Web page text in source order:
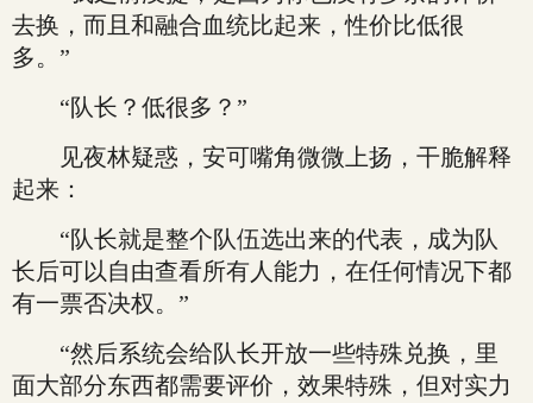
去换，而且和融合血统比起来，性价比低很
多。”
“队长？低很多？”
见夜林疑惑，安可嘴角微微上扬，干脆解释
起来：
“队长就是整个队伍选出来的代表，成为队
长后可以自由查看所有人能力，在任何情况下都
有一票否决权。”
“然后系统会给队长开放一些特殊兑换，里
面大部分东西都需要评价，效果特殊，但对实力